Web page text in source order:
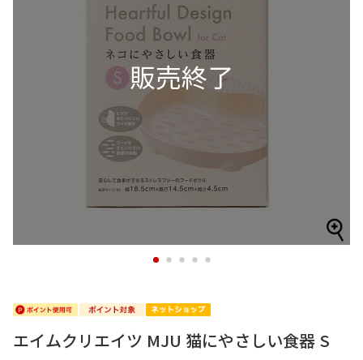
1 2 3 4 5
エイムクリエイツ MJU 猫にやさしい食器 S